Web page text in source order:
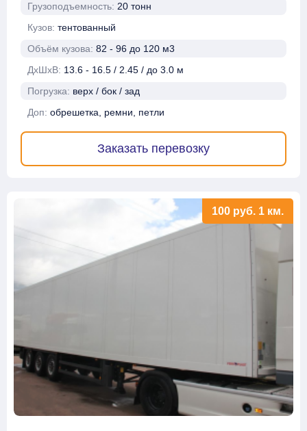
Грузоподъемность: 20 тонн
Кузов: тентованный
Объём кузова: 82 - 96 до 120 м3
ДхШхВ: 13.6 - 16.5 / 2.45 / до 3.0 м
Погрузка: верх / бок / зад
Доп: обрешетка, ремни, петли
Заказать перевозку
100 руб. 1 км.